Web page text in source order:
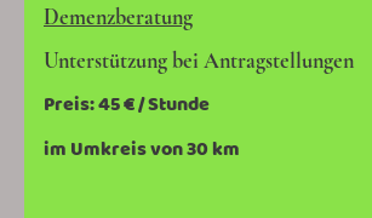
Demenzberatung
Unterstützung bei Antragstellungen
Preis: 45 € / Stunde
im Umkreis von 30 km